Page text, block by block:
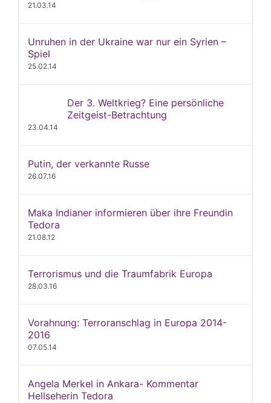
21.03.14
Unruhen in der Ukraine war nur ein Syrien –
Spiel
25.02.14
Der 3. Weltkrieg? Eine persönliche
Zeitgeist-Betrachtung
23.04.14
Putin, der verkannte Russe
26.07.16
Maka Indianer informieren über ihre Freundin
Tedora
21.08.12
Terrorismus und die Traumfabrik Europa
28.03.16
Vorahnung: Terroranschlag in Europa 2014-
2016
07.05.14
Angela Merkel in Ankara- Kommentar
Hellseherin Tedora